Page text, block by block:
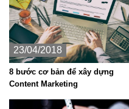
23/04/2018
8 bước cơ bản để xây dựng
Content Marketing